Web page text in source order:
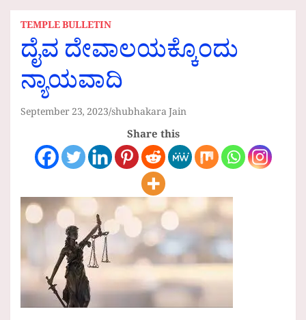
TEMPLE BULLETIN
ದೈವ ದೇವಾಲಯಕ್ಕೊಂದು
ನ್ಯಾಯವಾದಿ
September 23, 2023 shubhakara Jain
Share this